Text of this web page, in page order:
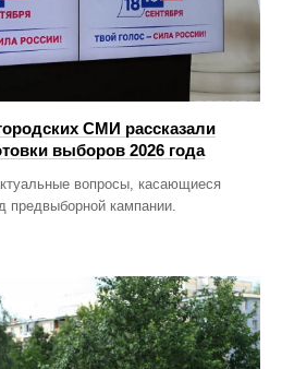
СМИ рассказали
выборов 2026 года
вопросы, касающиеся
предвыборной кампании.